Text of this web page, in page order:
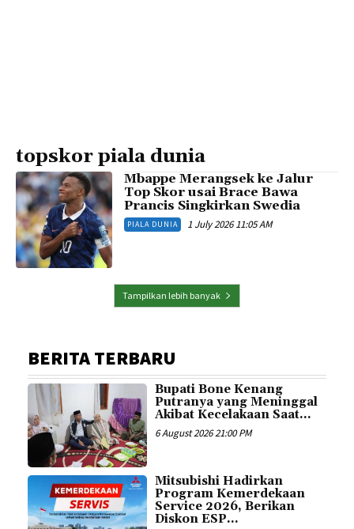
topskor piala dunia
Mbappe Merangsek ke Jalur
Top Skor usai Brace Bawa
Prancis Singkirkan Swedia
PIALA DUNIA 1 July 2026 11:05 AM
Tampilkan lebih banyak
BERITA TERBARU
Bupati Bone Kenang
Putranya yang Meninggal
Akibat Kecelakaan Saat...
6 August 2026 21:00 PM
Mitsubishi Hadirkan
Program Kemerdekaan
Service 2026, Berikan
Diskon ESP...